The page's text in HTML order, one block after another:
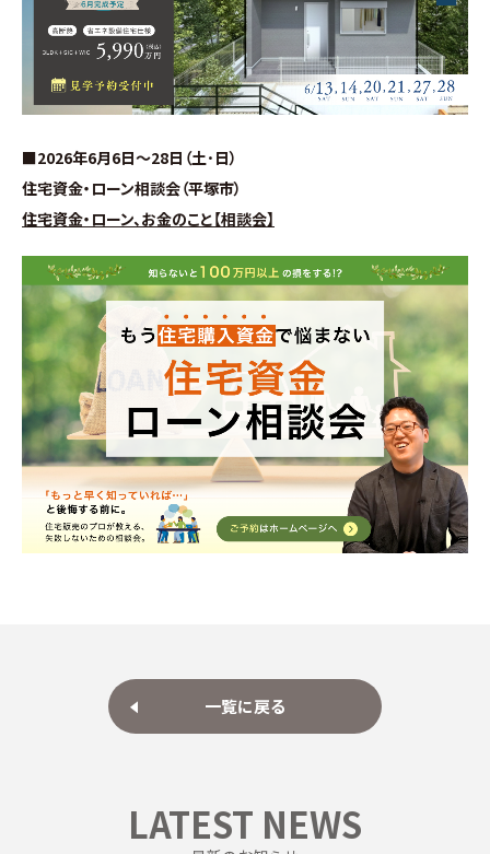
∟資料請求
∟来場予約
■2026年6月6日～28日（土･日）
住宅資金・ローン相談会（平塚市）
住宅資金・ローン、お金のこと【相談会】
一覧に戻る
LATEST NEWS